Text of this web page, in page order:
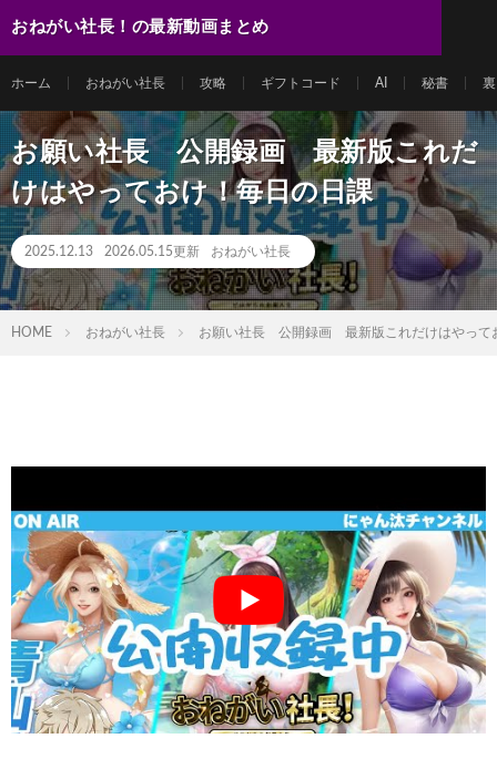
おねがい社長！の最新動画まとめ
ホーム おねがい社長 攻略 ギフトコード AI 秘書
お願い社長 公開録画 最新版これだ
けはやっておけ！毎日の日課
2025.12.13 2026.05.15更新 おねがい社長
HOME おねがい社長 お願い社長 公開録画 最新版これだけはやって